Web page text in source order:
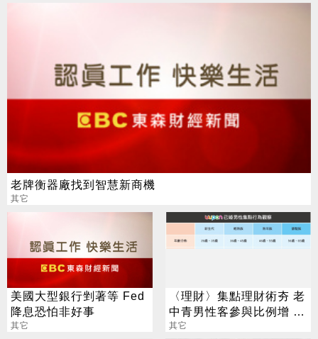
老牌衡器廠找到智慧新商機
其它
美國大型銀行剉著等 Fed
降息恐怕非好事
其它
〈理財〉集點理財術夯 老
中青男性客參與比例增 年
輕族群熱衷超商集點
其它